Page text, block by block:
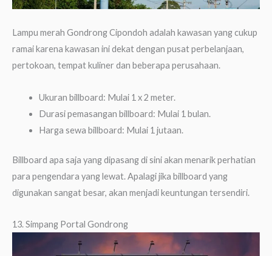
Lampu merah Gondrong Cipondoh adalah kawasan yang cukup
ramai karena kawasan ini dekat dengan pusat perbelanjaan,
pertokoan, tempat kuliner dan beberapa perusahaan.
Ukuran billboard: Mulai 1 x 2 meter.
Durasi pemasangan billboard: Mulai 1 bulan.
Harga sewa billboard: Mulai 1 jutaan.
Billboard apa saja yang dipasang di sini akan menarik perhatian
para pengendara yang lewat. Apalagi jika billboard yang
digunakan sangat besar, akan menjadi keuntungan tersendiri.
13. Simpang Portal Gondrong